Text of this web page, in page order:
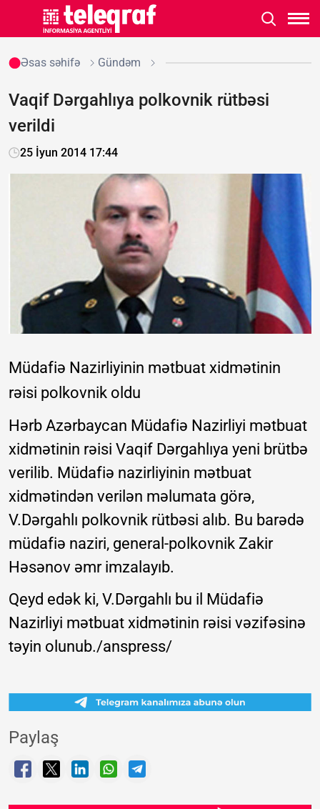
Əsas səhifə Gündəm
Vaqif Dərgahlıya polkovnik rütbəsi
verildi
25 İyun 2014 17:44
Müdafiə Nazirliyinin mətbuat xidmətinin
rəisi polkovnik oldu
Hərb Azərbaycan Müdafiə Nazirliyi mətbuat
xidmətinin rəisi Vaqif Dərgahlıya yeni brütbə
verilib. Müdafiə nazirliyinin mətbuat
xidmətindən verilən məlumata görə,
V.Dərgahlı polkovnik rütbəsi alıb. Bu barədə
müdafiə naziri, general-polkovnik Zakir
Həsənov əmr imzalayıb.
Qeyd edək ki, V.Dərgahlı bu il Müdafiə
Nazirliyi mətbuat xidmətinin rəisi vəzifəsinə
təyin olunub./anspress/
Paylaş